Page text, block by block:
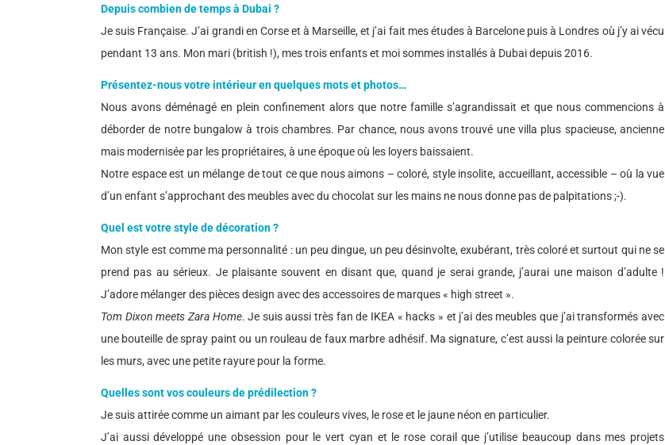
Depuis combien de temps à Dubai ?
Je suis Française. J’ai grandi en Corse et à Marseille, et j’ai fait mes études à Barcelone puis à Londres où j’y ai vécu
pendant 13 ans. Mon mari (british !), mes trois enfants et moi sommes installés à Dubai depuis 2016.
Présentez-nous votre intérieur en quelques mots et photos…
Nous avons déménagé en plein confinement alors que notre famille s’agrandissait et que nous commencions à
déborder de notre bungalow à trois chambres. Par chance, nous avons trouvé une villa plus spacieuse, ancienne
mais modernisée par les propriétaires, à une époque où les loyers baissaient.
Notre espace est un mélange de tout ce que nous aimons – coloré, style insolite, accueillant, accessible – où la vue
d’un enfant s’approchant des meubles avec du chocolat sur les mains ne nous donne pas de palpitations ;-).
Quel est votre style de décoration ?
Mon style est comme ma personnalité : un peu dingue, un peu désinvolte, exubérant, très coloré et surtout qui ne se
prend pas au sérieux. Je plaisante souvent en disant que, quand je serai grande, j’aurai une maison d’adulte !
J’adore mélanger des pièces design avec des accessoires de marques « high street ».
Tom Dixon meets Zara Home. Je suis aussi très fan de IKEA « hacks » et j’ai des meubles que j’ai transformés avec
une bouteille de spray paint ou un rouleau de faux marbre adhésif. Ma signature, c’est aussi la peinture colorée sur
les murs, avec une petite rayure pour la forme.
Quelles sont vos couleurs de prédilection ?
Je suis attirée comme un aimant par les couleurs vives, le rose et le jaune néon en particulier.
J’ai aussi développé une obsession pour le vert cyan et le rose corail que j’utilise beaucoup dans mes projets